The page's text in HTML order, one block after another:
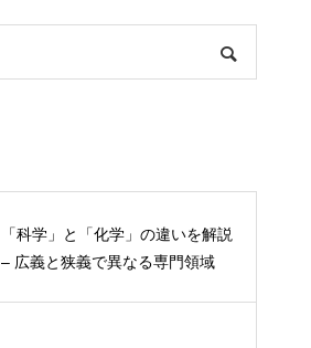
「科学」と「化学」の違いを解説
– 広義と狭義で異なる専門領域